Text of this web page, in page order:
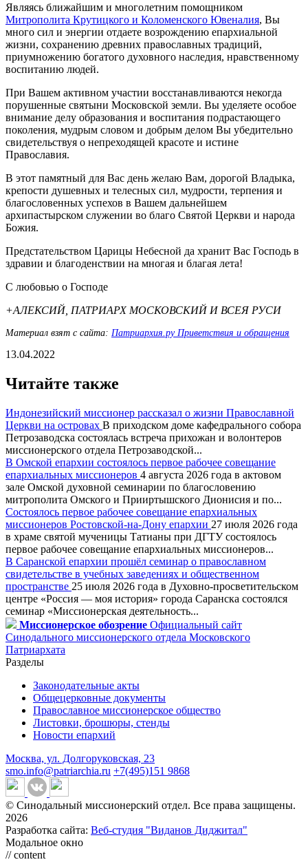
Являясь ближайшим и многолетним помощником
Митрополита Крутицкого и Коломенского Ювеналия, Вы
много сил и энергии отдаете возрождению епархиальной
жизни, сохранению древних православных традиций,
приумножению богатого духовного наследия, нравственному
воспитанию людей.
При Вашем активном участии восстанавливаются некогда
порушенные святыни Московской земли. Вы уделяете особое
внимание делу образования и воспитания подрастающего
поколения, мудрым словом и добрым делом Вы убедительно
свидетельствуя о непреходящей красоте и истине
Православия.
В этот памятный для Вас день желаю Вам, дорогой Владыка,
крепости душевных и телесных сил, мудрости, терпения и
благословенных успехов в Вашем дальнейшем
архипастырском служении во благо Святой Церкви и народа
Божия.
Предстательством Царицы Небесной да хранит Вас Господь в
здравии и благоденствии на многая и благая лета!
С любовью о Господе
+АЛЕКСИЙ, ПАТРИАРХ МОСКОВСКИЙ И ВСЕЯ РУСИ
Материал взят с сайта: Патриархия.ру Приветствия и обращения
13.04.2022
Читайте также
Индонезийский миссионер рассказал о жизни Православной
Церкви на островах В приходском доме кафедрального собора
Петрозаводска состоялась встреча прихожан и волонтеров
миссионерского отдела Петрозаводской...
В Омской епархии состоялось первое рабочее совещание
епархиальных миссионеров 4 августа 2026 года в актовом
зале Омской духовной семинарии по благословению
митрополита Омского и Прииртышского Дионисия и по...
Состоялось первое рабочее совещание епархиальных
миссионеров Ростовской-на-Дону епархии 27 июля 2026 года
в храме святой мученицы Татианы при ДГТУ состоялось
первое рабочее совещание епархиальных миссионеров...
В Саранской епархии прошёл семинар о православном
свидетельстве в учебных заведениях и общественном
пространстве 25 июля 2026 года в Духовно-просветительском
центре «Россия — моя история» города Саранска состоялся
семинар «Миссионерская деятельность...
Миссионерское обозрение Официальный сайт
Синодального миссионерского отдела Московского
Патриархата
Разделы
Законодательные акты
Общецерковные документы
Православное миссионерское общество
Листовки, брошюры, стенды
Новости епархий
Москва, ул. Долгоруковская, 23
smo.info@patriarchia.ru +7(495)151 9868
© Синодальный миссионерский отдел. Все права защищены.
2026
Разработка сайта: Веб-студия "Виданов Диджитал"
Модальное окно
// content